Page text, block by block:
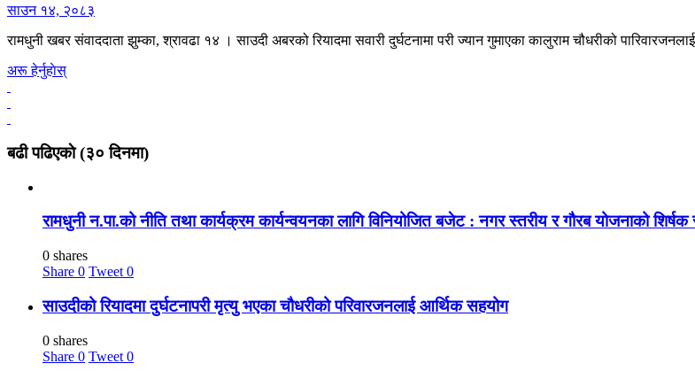
साउन १४, २०८३
रामधुनी खबर संवाददाता झुम्का, श्रावढा १४ । साउदी अबरको रियादमा सवारी दुर्घटनामा परी ज्यान गुमाएका कालुराम चौधरीको
अरू हेर्नुहाेस्
बढी पढिएकाे (३० दिनमा)
रामधुनी न.पा.को नीति तथा कार्यक्रम कार्यन्वयनका लागि विनियोजित बजेट : नगर स्तरीय र गौरब योजनाको
0 shares
Share 0 Tweet 0
साउदीको रियादमा दुर्घटनापरी मृत्यु भएका चौधरीको परिवारजनलाई आर्थिक सहयोग
0 shares
Share 0 Tweet 0